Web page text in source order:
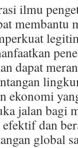
ilmu
membantu
dapat
ekonomi
jalan bagi
dan
global